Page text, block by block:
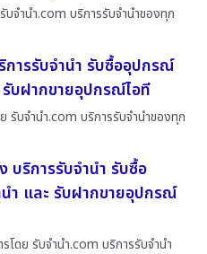
บจํานํา.com บริการรับจำนำของทุก
ารรับจำนำ รับซื้ออุปกรณ์
บฝากขายอุปกรณ์ไอที
รับจํานํา.com บริการรับจำนำของทุก
บริการรับจำนำ รับซื้อ
ำ และ รับฝากขายอุปกรณ์
โดย รับจํานํา.com บริการรับจำนำ